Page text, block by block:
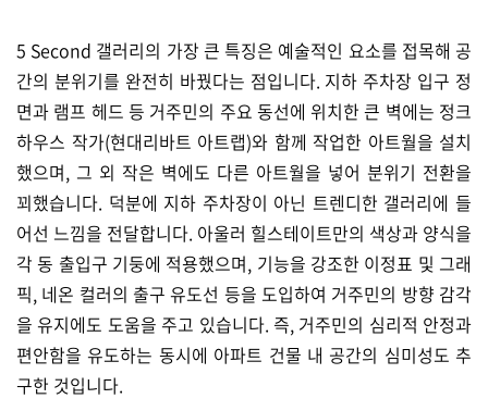
5 Second 갤러리의 가장 큰 특징은 예술적인 요소를 접목해 공
간의 분위기를 완전히 바꿨다는 점입니다. 지하 주차장 입구 정
면과 램프 헤드 등 거주민의 주요 동선에 위치한 큰 벽에는 정크
하우스 작가(현대리바트 아트랩)와 함께 작업한 아트월을 설치
했으며, 그 외 작은 벽에도 다른 아트월을 넣어 분위기 전환을
꾀했습니다. 덕분에 지하 주차장이 아닌 트렌디한 갤러리에 들
어선 느낌을 전달합니다. 아울러 힐스테이트만의 색상과 양식을
각 동 출입구 기둥에 적용했으며, 기능을 강조한 이정표 및 그래
픽, 네온 컬러의 출구 유도선 등을 도입하여 거주민의 방향 감각
을 유지에도 도움을 주고 있습니다. 즉, 거주민의 심리적 안정과
편안함을 유도하는 동시에 아파트 건물 내 공간의 심미성도 추
구한 것입니다.